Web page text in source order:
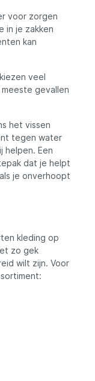
voor zorgen
in je zakken
kan
veel
gevallen
het vissen
tegen water
helpen. Een
dat je helpt
je onverhoopt
kleding op
zo gek
wilt zijn. Voor